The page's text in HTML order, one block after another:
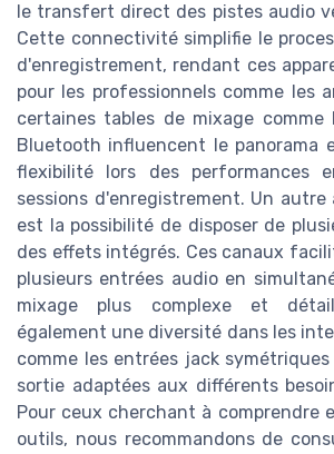
le transfert direct des pistes audio
Cette connectivité simplifie le
d'enregistrement, rendant ces
pour les professionnels comme les
certaines tables de mixage comme
Bluetooth influencent le panorama
flexibilité lors des performances
sessions d'enregistrement. Un
est la possibilité de disposer de
des effets intégrés. Ces canaux
plusieurs entrées audio en
mixage plus complexe et
également une diversité dans les
comme les entrées jack
sortie adaptées aux différents
Pour ceux cherchant à comprendre
outils, nous recommandons de